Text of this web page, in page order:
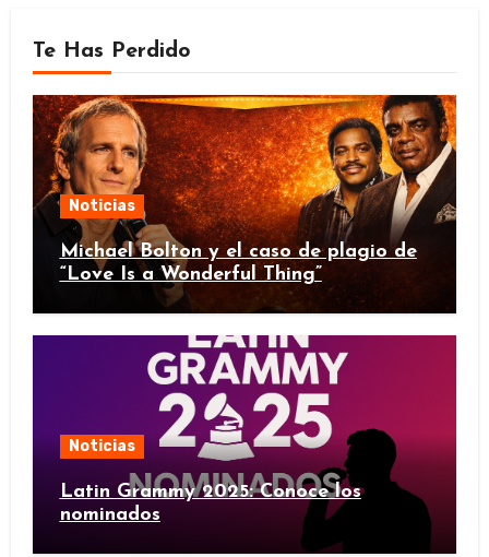
Te Has Perdido
Noticias
Michael Bolton y el caso de plagio de
“Love Is a Wonderful Thing”
Noticias
Latin Grammy 2025: Conoce los
nominados